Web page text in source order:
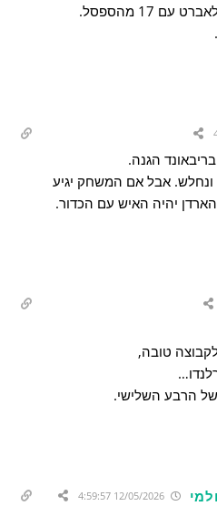
17 מהספסל.
הגנה.
אבל אם המשחק יגיע
יהיה האיש עם הכדור.
טובה,
12/05/2026 4:59:57